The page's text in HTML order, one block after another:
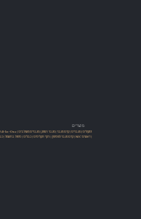
מוצרים
רמקולים|מגברים|קדם מגבר|מגבר הספק|מגברים משולבים|
All-In-One
| ראשים MC |
קדם מגבר לפטיפון|ניקוי תקליטים|כבלים|טיפול בחשמל|